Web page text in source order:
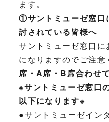
ます。
①サントミューゼ窓口
討されている皆様へ
サントミューゼ窓口に
になりますのでご注意
席・A席・B席合わせ
※サントミューゼ窓口
以下になります※
●サントミューゼイン